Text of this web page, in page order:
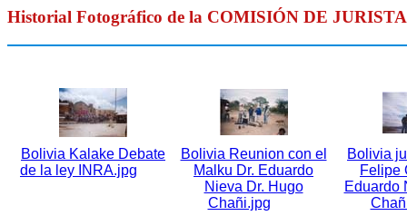
Historial Fotográfico de la COMISIÓN DE
Bolivia Kalake Debate
de la ley INRA.jpg
Bolivia Reunion con el
Malku Dr. Eduardo
Nieva Dr. Hugo
Chañi.jpg
Bolivia
Felipe
Eduardo